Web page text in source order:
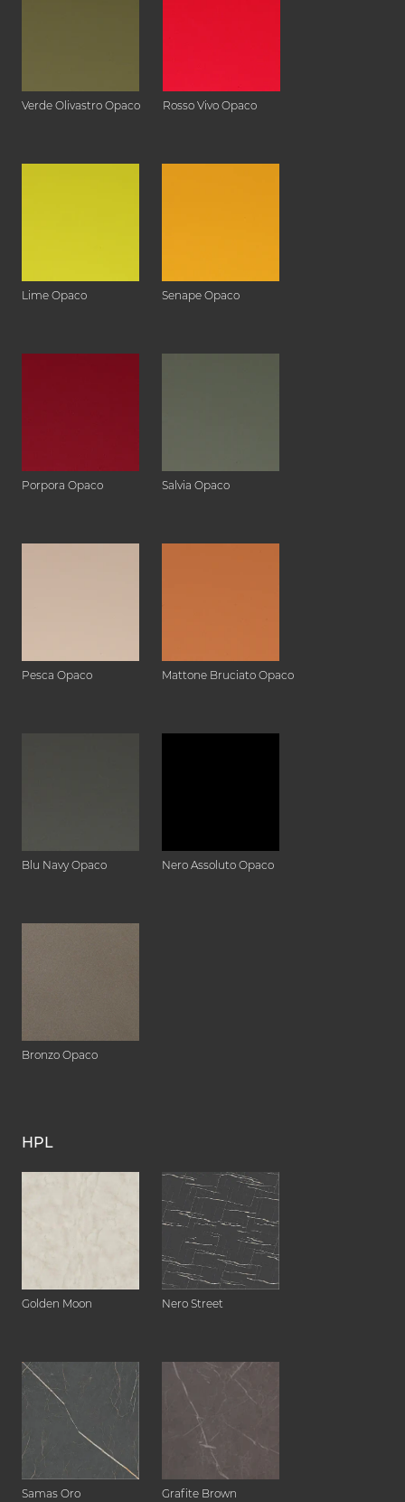
Verde Olivastro Opaco Rosso Vivo Opaco
Lime Opaco Senape Opaco
Porpora Opaco Salvia Opaco
Pesca Opaco Mattone Bruciato Opaco
Blu Navy Opaco Nero Assoluto Opaco
Bronzo Opaco
HPL
Golden Moon Nero Street
Samas Oro Grafite Brown